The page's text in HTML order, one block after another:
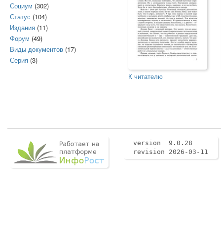
Социум (302)
Статус (104)
Издания (11)
Форум (49)
Виды документов (17)
Серия (3)
К читателю
version 9.0.28
revision 2026-03-11